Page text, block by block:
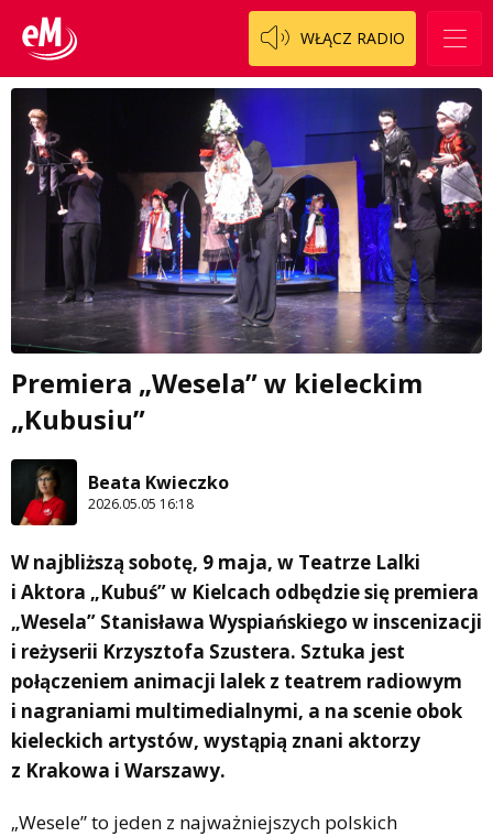
WŁĄCZ RADIO
Premiera „Wesela” w kieleckim
„Kubusiu”
Beata Kwieczko
2026.05.05 16:18
W najbliższą sobotę, 9 maja, w Teatrze Lalki
i Aktora „Kubuś” w Kielcach odbędzie się premiera
„Wesela” Stanisława Wyspiańskiego w inscenizacji
i reżyserii Krzysztofa Szustera. Sztuka jest
połączeniem animacji lalek z teatrem radiowym
i nagraniami multimedialnymi, a na scenie obok
kieleckich artystów, wystąpią znani aktorzy
z Krakowa i Warszawy.
„Wesele” to jeden z najważniejszych polskich